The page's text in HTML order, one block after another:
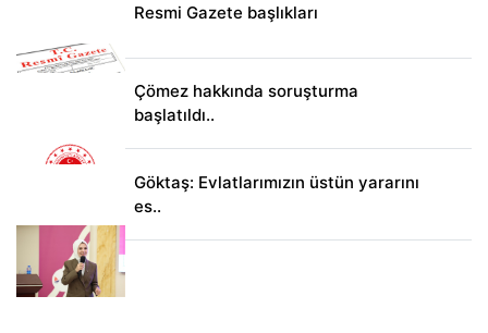
Resmi Gazete başlıkları
Çömez hakkında soruşturma
başlatıldı..
Göktaş: Evlatlarımızın üstün yararını
es..